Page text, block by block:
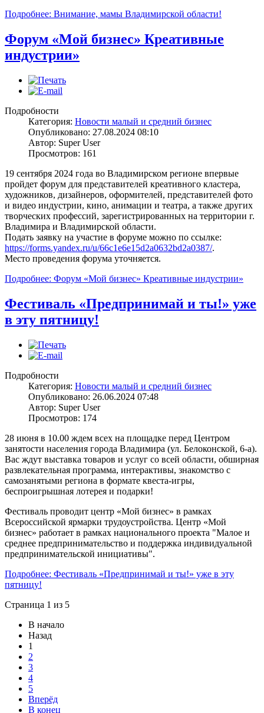
Подробнее: Внимание, мамы Владимирской области!
Форум «Мой бизнес» Креативные
индустрии»
Подробности
Категория: Новости малый и средний бизнес
Опубликовано: 27.08.2024 08:10
Автор: Super User
Просмотров: 161
19 сентября 2024 года во Владимирском регионе впервые
пройдет форум для представителей креативного кластера,
художников, дизайнеров, оформителей, представителей фото
и видео индустрии, кино, анимации и театра, а также других
творческих профессий, зарегистрированных на территории г.
Владимира и Владимирской области.
Подать заявку на участие в форуме можно по ссылке:
https://forms.yandex.ru/u/66c1e6e15d2a0632bd2a0387/.
Место проведения форума уточняется.
Подробнее: Форум «Мой бизнес» Креативные индустрии»
Фестиваль «Предпринимай и ты!» уже
в эту пятницу!
Подробности
Категория: Новости малый и средний бизнес
Опубликовано: 26.06.2024 07:48
Автор: Super User
Просмотров: 174
28 июня в 10.00 ждем всех на площадке перед Центром
занятости населения города Владимира (ул. Белоконской, 6-а).
Вас ждут выставка товаров и услуг со всей области, обширная
развлекательная программа, интерактивы, знакомство с
самозанятыми региона в формате квеста-игры,
беспроигрышная лотерея и подарки!
Фестиваль проводит центр «Мой бизнес» в рамках
Всероссийской ярмарки трудоустройства. Центр «Мой
бизнес» работает в рамках национального проекта "Малое и
среднее предпринимательство и поддержка индивидуальной
предпринимательской инициативы".
Подробнее: Фестиваль «Предпринимай и ты!» уже в эту
пятницу!
Страница 1 из 5
В начало
Назад
1
2
3
4
5
Вперёд
В конец